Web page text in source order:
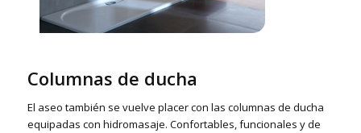
Columnas de ducha
El aseo también se vuelve placer con las columnas de ducha
equipadas con hidromasaje. Confortables, funcionales y de